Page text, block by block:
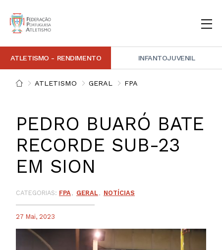
ATLETISMO - RENDIMENTO INFANTOJUVENIL
INSTITUCIONAL
DOCUMENTAÇÃO
ARBITRAGEM
DECISÕES DISCIPLINARES
CONTACTOS
FOTOGRAFIAS
VIDEOS
IMAGEM DE MARCA FPA
COMUNICADOS DE IMPRENSA
NEWSLETTER FPA
ATLETISMO GERAL FPA
PEDRO BUARÓ BATE
RECORDE SUB-23
EM SION
CATEGORIAS: FPA GERAL NOTÍCIAS
27 Mai, 2023